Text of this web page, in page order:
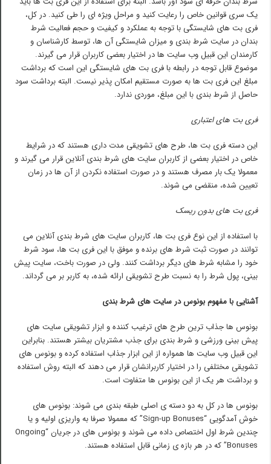
یک سری قوانین خاص را رعایت کنید و مراحل ویژه ای را طی کنید. در کل،
فری بت های شایستگی با توجه به عملکرد و کیفیت و حجم فعالیت شرط
بندان در سایت شرط بندی و میزان شایستگی آن ها، توسط کارشناسان و
کارمندان این قبیل وب سایت ها در اختیار بعضی کاربران قرار می گیرند.
موضوع قابل توجه در رابطه با فری بت های شایستگی این است که برداشت
مبلغ این فری بت ها به صورت مستقیم امکان پذیر نیست. البته برداشت سود
حاصل از شرط بندی با این مبلغ، موردی ندارد.
فری بت های اعتباری
این دسته فری بت ها، طرح های تشویقی مدت داری هستند که در شرایط
خاص در اختیار بعضی از کاربران سایت های شرط بندی آنلاین قرار می گیرند و
معمولا یک بار مصرف هستند و در صورت استفاده نکردن از آن ها در زمان
تعیین شده، منقضی می شوند.
فری بت های بدون ریسک
با استفاده از این نوع فری بت ها، کاربران سایت های شرط بندی آنلاین می
توانند در صورت ثبت شرط های برنده و موفق با این فری بت ها، سود شرط
خود را مشابه شرط های دیگر برداشت کنند. ولی در صورت باخت، سایت پیش
بینی، پول شرط را به نسبت طرح تشویقی ارائه شده، به کاربر بر می گرداند.
آشنایی با مفهوم بونوس در سایت های شرط بندی
بونوس ها جذاب ترین طرح های ترغیب کننده و ابزار تشویقی سایت های
پیش بینی ورزشی و شرط بندی برای جذب مشتریان بیشتر هستند. بنابراین
این قبیل وب سایت ها همواره از این ابزار جذاب استفاده کرده و بونوس های
تشویقی مختلفی را در اختیار کاربرانشان قرار می دهند که البته روش استفاده
و برداشت هر یک از این بونوس ها متفاوت است.
بونوس ها در کل به دو دسته ی اصلی طبقه بندی می شوند: بونوس های
خوش آمدگویی “Sign-up Bonuses” که معمولا صرفا به واریزی اولیه و یا
چندین شرط اول اختصاص داده می شوند و بونوس های در جریان “Ongoing
Bonuses” که در هر بازه ی زمانی قابل استفاده هستند.